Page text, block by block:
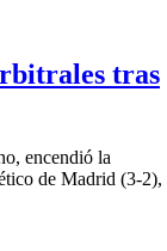
tras
encendió la
de Madrid (3-2),